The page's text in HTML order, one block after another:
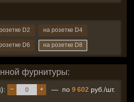
D2 на розетке D4
D6 на розетке D8
фурнитуры:
+
− — по 9 602 руб./шт.